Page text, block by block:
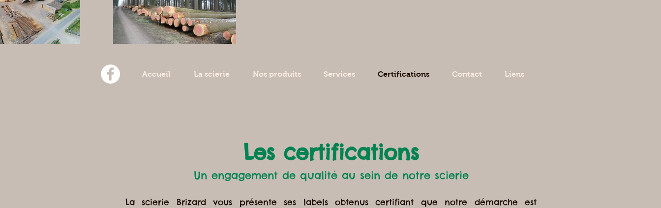
Accueil La scierie Nos produits Services Certifications Contact Liens
Les certifications
Un engagement de qualité au sein de notre scierie
La scierie Brizard vous présente ses labels obtenus certifiant que notre démarche est